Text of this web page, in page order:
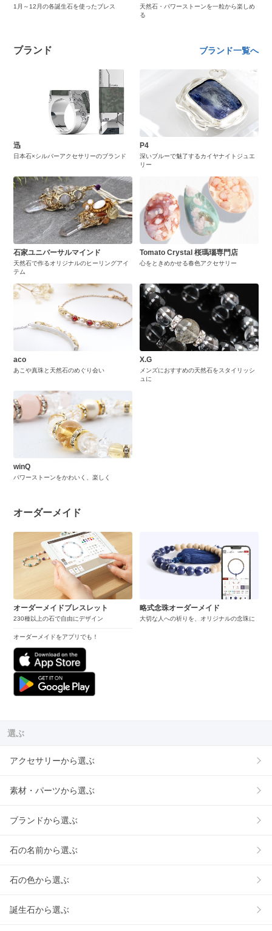
1月～12月の各誕生石を使ったブレス
天然石・パワーストーンを一粒から楽しめ
る
ブランド ブランド一覧へ
迅
日本石×シルバーアクセサリーのブランド
P4
深いブルーで魅了するカイヤナイトジュエ
リー
石家ユニバーサルマインド
天然石で作るオリジナルのヒーリングアイ
テム
Tomato Crystal 桜瑪瑙専門店
心をときめかせる春色アクセサリー
aco
あこや真珠と天然石のめぐり会い
X.G
メンズにおすすめの天然石をスタイリッシ
ュに
winQ
パワーストーンをかわいく、楽しく
オーダーメイド
オーダーメイドブレスレット
230種以上の石で自由にデザイン
オーダーメイドをアプリでも！
略式念珠オーダーメイド
大切な人への祈りを、オリジナルの念珠に
選ぶ
アクセサリーから選ぶ
素材・パーツから選ぶ
ブランドから選ぶ
石の名前から選ぶ
石の色から選ぶ
誕生石から選ぶ